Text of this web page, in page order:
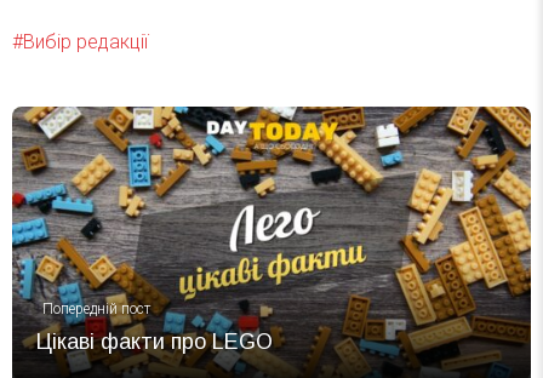
https://www.guinnessworldrecords.com/world-
https://www.guinnessworldrecords.com/world-
records/688903-fastest-time-to-complete-a-1-
000-piece-jigsaw-puzzle-in-competition↩
Вибір редакції
Попередній пост
Цікаві факти про LEGO